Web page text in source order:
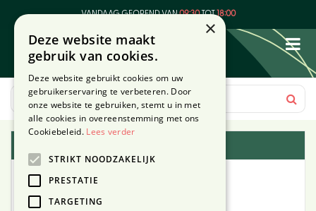
VANDAAG GEOPEND VAN09:30TOT18:00
×
Deze website maakt
gebruik van cookies.
Deze website gebruikt cookies om uw
gebruikerservaring te verbeteren. Door
onze website te gebruiken, stemt u in met
alle cookies in overeenstemming met ons
Cookiebeleid. Lees verder
STRIKT NOODZAKELIJK
PRESTATIE
TARGETING